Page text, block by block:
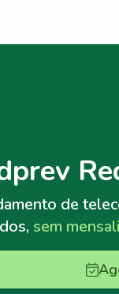
de
sem